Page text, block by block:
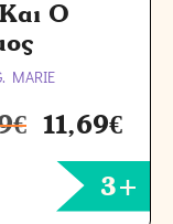
Ο
MARIE
€ 11,69€
3+